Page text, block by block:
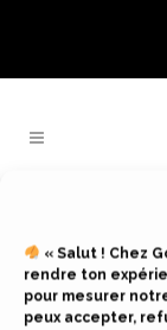
« Salut ! Chez
rendre ton
pour mesurer
peux accepter,
13
Jan